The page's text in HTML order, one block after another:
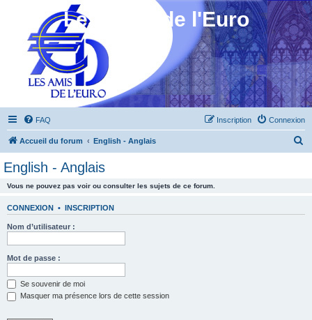
Les Amis de l'Euro
FAQ Connexion
Inscription
Accueil du forum English - Anglais
English - Anglais
Vous ne pouvez pas voir ou consulter les sujets de ce forum.
CONNEXION • INSCRIPTION
Nom d’utilisateur :
Mot de passe :
Se souvenir de moi
Masquer ma présence lors de cette session